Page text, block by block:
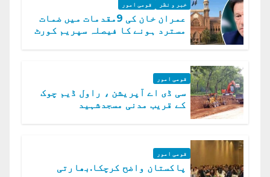
خبر و نظر قومی امور
عمران خان کی 9مقدمات میں ضمات
مسترد ہونے کا فیصلہ سپریم کورٹ
قومی امور
سی ڈی اے آپریشن ، راول ڈیم چوک
کے قریب مدنی مسجدشہید
قومی امور
پاکستان واضح کرچکا.بھارتی